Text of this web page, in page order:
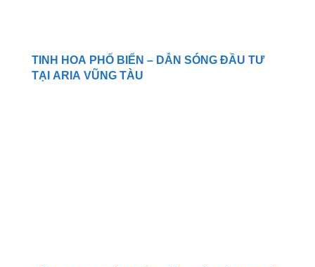
TINH HOA PHỐ BIỂN – DẪN SÓNG ĐẦU TƯ
TẠI ARIA VŨNG TÀU